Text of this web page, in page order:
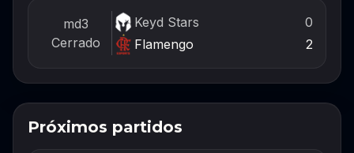
md3
Cerrado
Keyd Stars
0
Flamengo
2
Próximos partidos